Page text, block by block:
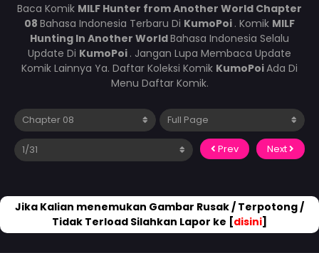
Baca Komik MILF Hunter from Another World Chapter
08 Bahasa Indonesia Terbaru Di KumoPoi . Komik MILF
Hunting In Another WorldBahasa Indonesia Selalu
Update Di KumoPoi . Jangan Lupa Membaca Update
Komik Lainnya Ya. Daftar Koleksi Komik KumoPoiAda Di
Menu Daftar Komik.
Prev Next
Jika Kalian menemukan Gambar Rusak / Terpotong /
Tidak Terload Silahkan Lapor ke [disini]